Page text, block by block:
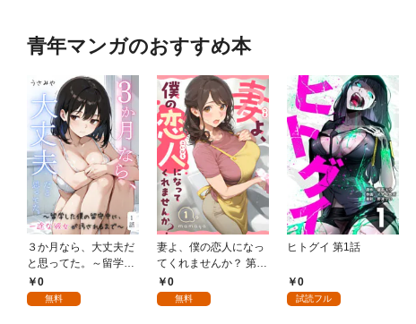
青年マンガのおすすめ本
３か月なら、大丈夫だ
と思ってた。～留学し
た僕の留守中に、一途
な彼女が汚されるまで
0
無料
妻よ、僕の恋人になっ
てくれませんか？ 第1
話0
無料
ヒトグイ 第1話
0
試読フル